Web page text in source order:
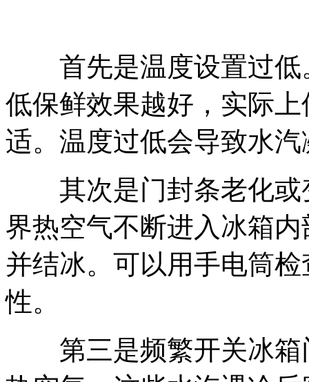
首先是温度设置过低
低保鲜效果越好，实际
适。温度过低会导致水
其次是门封条老化或
界热空气不断进入冰箱
并结冰。可以用手电筒
性。
第三是频繁开关冰箱